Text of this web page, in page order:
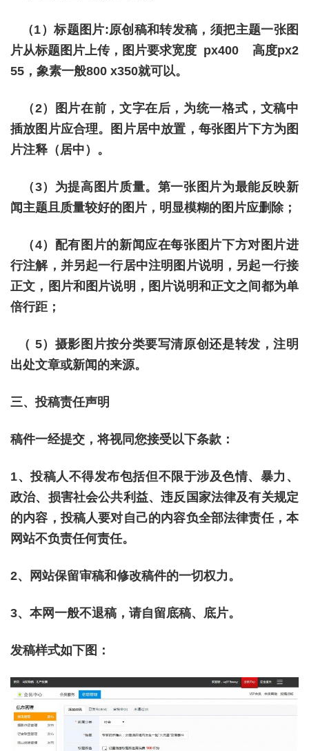
（1）标题图片:原创稿和转发稿，须把主题一张图
片从标题图片上传，图片要求宽度 px400 高度px2
55，象素一般800 x350就可以。
（2）图片在前，文字在后，为统一格式，文稿中
插放图片应合理。图片居中放置，每张图片下方为图
片注释（居中）。
（3）为提高图片质量。第一张图片为最能反映新
闻主题且质量较好的图片，明显模糊的图片应删除；
（4）配有图片的新闻应在每张图片下方对图片进
行注解，并另起一行居中注明图片说明，另起一行接
正文，图片和图片说明，图片说明和正文之间都为单
倍行距；
（ 5）摄影图片按分类要写清原创还是转发，注明
出处文章或新闻的来源。
三、投稿责任声明
稿件一经提交，将视同您接受以下条款：
1、投稿人不得发布包括但不限于涉及色情、暴力、
政治、损害社会公共利益、违反国家法律及有关规定
的内容，投稿人要对自己的内容负全部法律责任，本
网站不负责任何责任。
2、网站保留审稿和修改稿件的一切权力。
3、本网一般不退稿，请自留底稿、底片。
发稿样式如下图：